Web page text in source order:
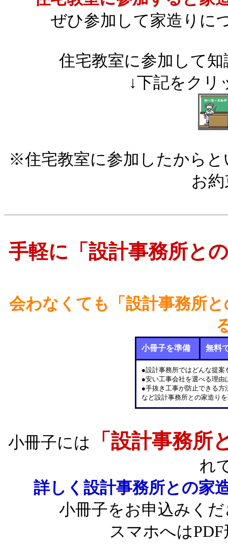
ぜひ参加して家造りに
住宅教室に参加して
↓下記をクリ
※住宅教室に参加したから
お
手軽に「設計事務所と
会わなくても「設計事務所
小冊子を準備 無料
●設計事務所ではどんな提案
●安い工事会社を選べる理由
●手抜き工事が防止できる方
など設計事務所との家造り
小冊子には 「設計事務
れ
詳しく設計事務所との家
小冊子をお申込みく
スマホへは